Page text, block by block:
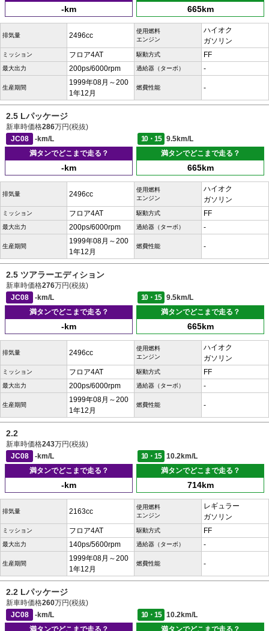
-km 665km
排気量 2496cc
使用燃料
エンジン
ハイオク
ガソリン
ミッション フロア4AT 駆動方式 FF
最大出力 200ps/6000rpm 過給器（ターボ） -
生産期間
1999年08月～200
1年12月
燃費性能 -
2.5 Lパッケージ
新車時価格286万円(税抜)
JC08
-km/L 10・15
9.5km/L
満タンでどこまで走る？
-km
満タンでどこまで走る？
665km
排気量 2496cc
使用燃料
エンジン
ハイオク
ガソリン
ミッション フロア4AT 駆動方式 FF
最大出力 200ps/6000rpm 過給器（ターボ） -
生産期間
1999年08月～200
1年12月
燃費性能 -
2.5 ツアラーエディション
新車時価格276万円(税抜)
JC08
-km/L 10・15
9.5km/L
満タンでどこまで走る？
-km
満タンでどこまで走る？
665km
排気量 2496cc
使用燃料
エンジン
ハイオク
ガソリン
ミッション フロア4AT 駆動方式 FF
最大出力 200ps/6000rpm 過給器（ターボ） -
生産期間
1999年08月～200
1年12月
燃費性能 -
2.2
新車時価格243万円(税抜)
JC08
-km/L 10・15
10.2km/L
満タンでどこまで走る？
-km
満タンでどこまで走る？
714km
排気量 2163cc
使用燃料
エンジン
レギュラー
ガソリン
ミッション フロア4AT 駆動方式 FF
最大出力 140ps/5600rpm 過給器（ターボ） -
生産期間
1999年08月～200
1年12月
燃費性能 -
2.2 Lパッケージ
新車時価格260万円(税抜)
JC08
-km/L 10・15
10.2km/L